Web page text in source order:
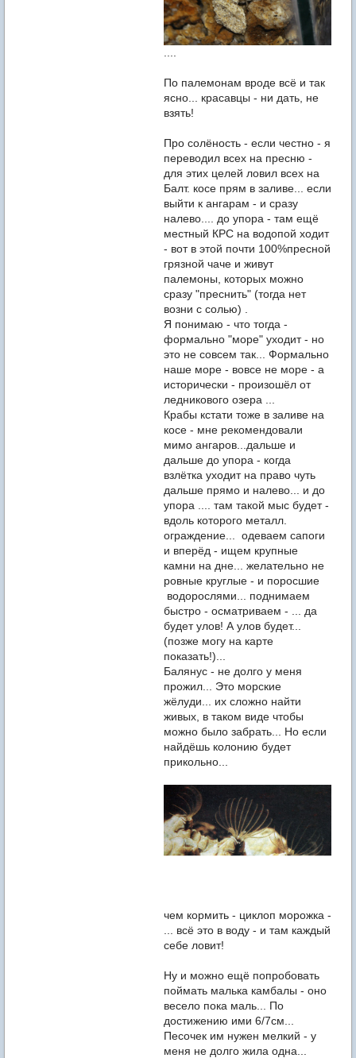
По палемонам вроде всё и так
ясно... красавцы - ни дать, не
взять!
Про солёность - если честно - я
переводил всех на пресню -
для этих целей ловил всех на
Балт. косе прям в заливе... если
выйти к ангарам - и сразу
налево.... до упора - там ещё
местный КРС на водопой ходит
- вот в этой почти 100%пресной
грязной чаче и живут
палемоны, которых можно
сразу "преснить" (тогда нет
возни с солью) .
Я понимаю - что тогда -
формально "море" уходит - но
это не совсем так... Формально
наше море - вовсе не море - а
исторически - произошёл от
ледникового озера ...
Крабы кстати тоже в заливе на
косе - мне рекомендовали
мимо ангаров...дальше и
дальше до упора - когда
взлётка уходит на право чуть
дальше прямо и налево... и до
упора .... там такой мыс будет -
вдоль которого металл.
ограждение... одеваем сапоги
и вперёд - ищем крупные
камни на дне... желательно не
ровные круглые - и поросшие
водорослями... поднимаем
быстро - осматриваем - ... да
будет улов! А улов будет...
(позже могу на карте
показать!)...
Балянус - не долго у меня
прожил... Это морские
жёлуди... их сложно найти
живых, в таком виде чтобы
можно было забрать... Но если
найдёшь колонию будет
прикольно...
чем кормить - циклоп морожка -
... всё это в воду - и там каждый
себе ловит!
Ну и можно ещё попробовать
поймать малька камбалы - оно
весело пока маль... По
достижению ими 6/7см...
Песочек им нужен мелкий - у
меня не долго жила одна...